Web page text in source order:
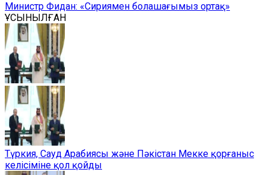
Министр Фидан: «Сириямен болашағымыз ортақ»
ҰСЫНЫЛҒАН
Түркия, Сауд Арабиясы және Пәкістан Мекке қорғаныс
келісіміне қол қойды